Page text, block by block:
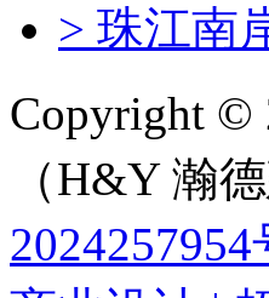
> 珠江南
Copyright ©
（H&Y 瀚
2024257954